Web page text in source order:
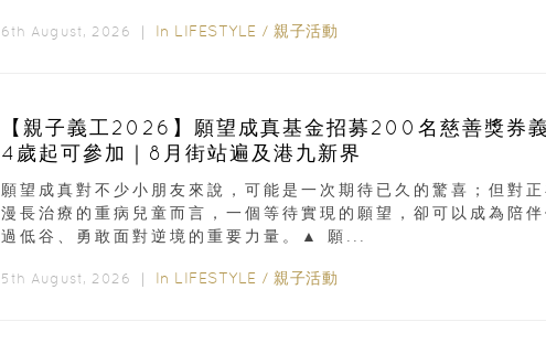
6th August, 2026 ｜ In LIFESTYLE / 親子活動
【親子義工2026】願望成真基金招募200名慈善獎券義
4歲起可參加｜8月街站遍及港九新界
願望成真對不少小朋友來說，可能是一次期待已久的驚喜；但對正
漫長治療的重病兒童而言，一個等待實現的願望，卻可以成為陪伴
過低谷、勇敢面對逆境的重要力量。▲ 願...
5th August, 2026 ｜ In LIFESTYLE / 親子活動